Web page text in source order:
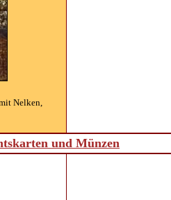
Nelken,
und Münzen